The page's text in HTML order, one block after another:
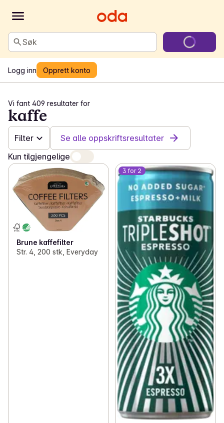
Søk
Logg inn Opprett konto
Vi fant 409 resultater for
kaffe
Filter
Se alle oppskriftsresultater
Kun tilgjengelige
Brune kaffefilter
Str. 4, 200 stk, Everyday
3 for 2